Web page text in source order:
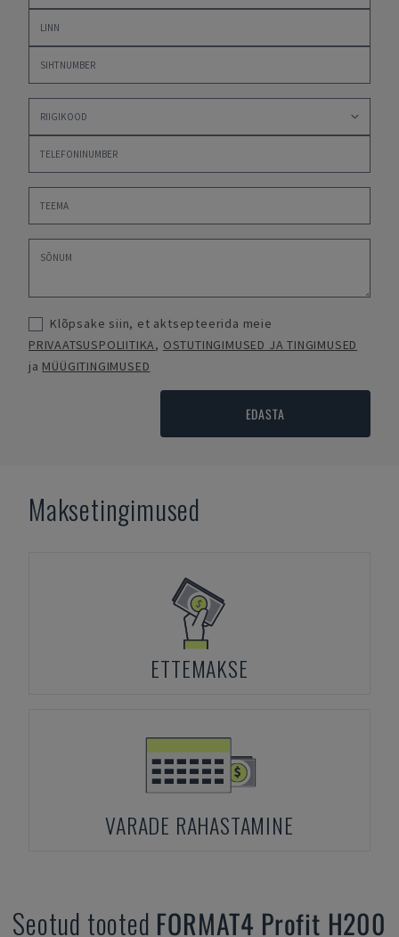
Klõpsake siin, et aktsepteerida meie
PRIVAATSUSPOLIITIKA, OSTUTINGIMUSED JA TINGIMUSED
ja MÜÜGITINGIMUSED
EDASTA
Maksetingimused
ETTEMAKSE
VARADE RAHASTAMINE
Seotud tooted FORMAT4 Profit H200